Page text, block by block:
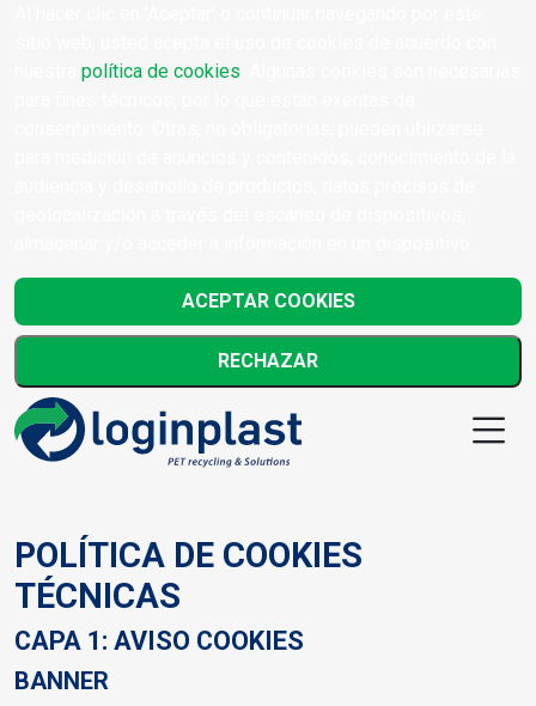
política de cookies
ACEPTAR COOKIES
RECHAZAR
POLÍTICA DE COOKIES
TÉCNICAS
CAPA 1: AVISO COOKIES
BANNER